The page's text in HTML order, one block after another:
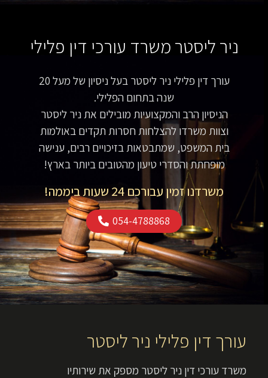
ניר ליסטר משרד עורכי דין פלילי
עורך דין פלילי ניר ליסטר בעל ניסיון של מעל 20
שנה בתחום הפלילי.
הניסיון הרב והמקצועיות מובילים את ניר ליסטר
וצוות משרדו להצלחות חסרות תקדים באולמות
בית המשפט, שמתבטאות בזיכויים רבים, ענישה
מופחתת והסדרי טיעון מהטובים ביותר בארץ!
משרדנו זמין עבורכם 24 שעות ביממה!
054-4788868
עורך דין פלילי ניר ליסטר
משרד עורכי דין ניר ליסטר מספק את שירותיו